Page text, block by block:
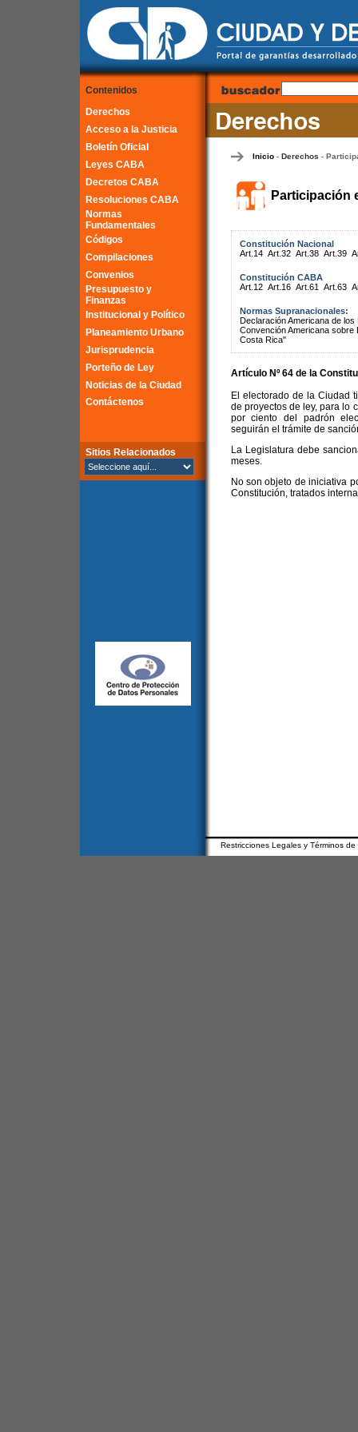
Contenidos
Derechos
Acceso a la Justicia
Boletín Oficial
Leyes CABA
Decretos CABA
Resoluciones CABA
Normas
Fundamentales
Códigos
Compilaciones
Convenios
Presupuesto y
Finanzas
Institucional y Político
Planeamiento Urbano
Jurisprudencia
Porteño de Ley
Noticias de la Ciudad
Contáctenos
Sitios Relacionados
Inicio- Derechos -
Participación
Constitución Nacional
Art.14 Art.32 Art.38 Art.39
Constitución CABA
Art.12 Art.16 Art.61 Art.63
Normas Supranacionales:
Declaración Americana de
Convención Americana
Costa Rica"
Artículo Nº 64 de la
El electorado de la Ciudad
de proyectos de ley, para lo
por ciento del padrón
seguirán el trámite de
La Legislatura debe
meses.
No son objeto de iniciativa
Constitución, tratados
Restricciones Legales y Términos de